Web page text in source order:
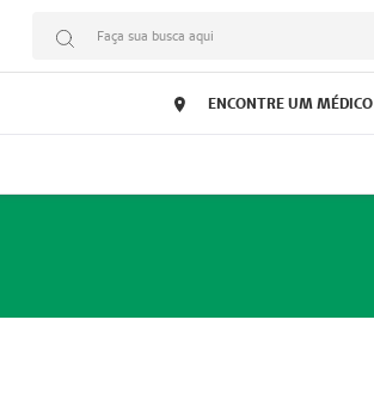
Faça sua busca aqui
ENCONTRE UM MÉDICO